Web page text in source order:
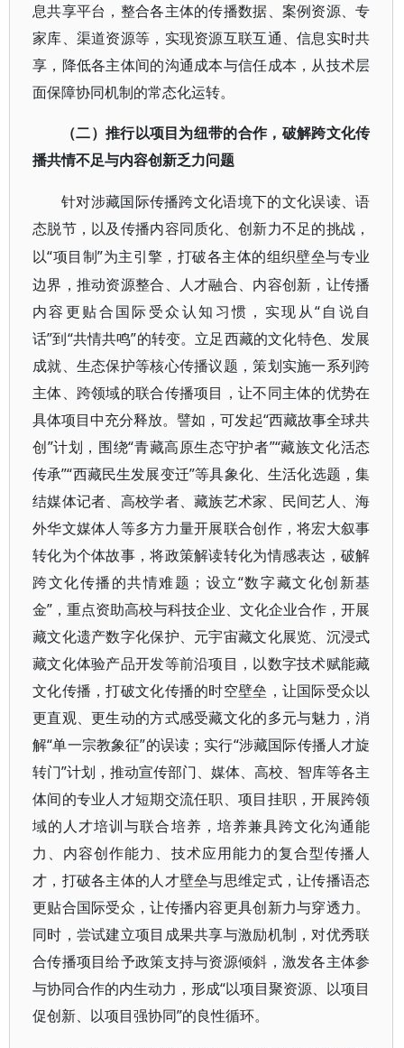
息共享平台，整合各主体的传播数据、案例资源、专
家库、渠道资源等，实现资源互联互通、信息实时共
享，降低各主体间的沟通成本与信任成本，从技术层
面保障协同机制的常态化运转。
（二）推行以项目为纽带的合作，破解跨文化传
播共情不足与内容创新乏力问题
针对涉藏国际传播跨文化语境下的文化误读、语
态脱节，以及传播内容同质化、创新力不足的挑战，
以“项目制”为主引擎，打破各主体的组织壁垒与专业
边界，推动资源整合、人才融合、内容创新，让传播
内容更贴合国际受众认知习惯，实现从“自说自
话”到“共情共鸣”的转变。立足西藏的文化特色、发展
成就、生态保护等核心传播议题，策划实施一系列跨
主体、跨领域的联合传播项目，让不同主体的优势在
具体项目中充分释放。譬如，可发起“西藏故事全球共
创”计划，围绕“青藏高原生态守护者”“藏族文化活态
传承”“西藏民生发展变迁”等具象化、生活化选题，集
结媒体记者、高校学者、藏族艺术家、民间艺人、海
外华文媒体人等多方力量开展联合创作，将宏大叙事
转化为个体故事，将政策解读转化为情感表达，破解
跨文化传播的共情难题；设立“数字藏文化创新基
金”，重点资助高校与科技企业、文化企业合作，开展
藏文化遗产数字化保护、元宇宙藏文化展览、沉浸式
藏文化体验产品开发等前沿项目，以数字技术赋能藏
文化传播，打破文化传播的时空壁垒，让国际受众以
更直观、更生动的方式感受藏文化的多元与魅力，消
解“单一宗教象征”的误读；实行“涉藏国际传播人才旋
转门”计划，推动宣传部门、媒体、高校、智库等各主
体间的专业人才短期交流任职、项目挂职，开展跨领
域的人才培训与联合培养，培养兼具跨文化沟通能
力、内容创作能力、技术应用能力的复合型传播人
才，打破各主体的人才壁垒与思维定式，让传播语态
更贴合国际受众，让传播内容更具创新力与穿透力。
同时，尝试建立项目成果共享与激励机制，对优秀联
合传播项目给予政策支持与资源倾斜，激发各主体参
与协同合作的内生动力，形成“以项目聚资源、以项目
促创新、以项目强协同”的良性循环。